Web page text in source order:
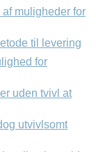
muligheder for
til levering
for
uden tvivl at
utvivlsomt